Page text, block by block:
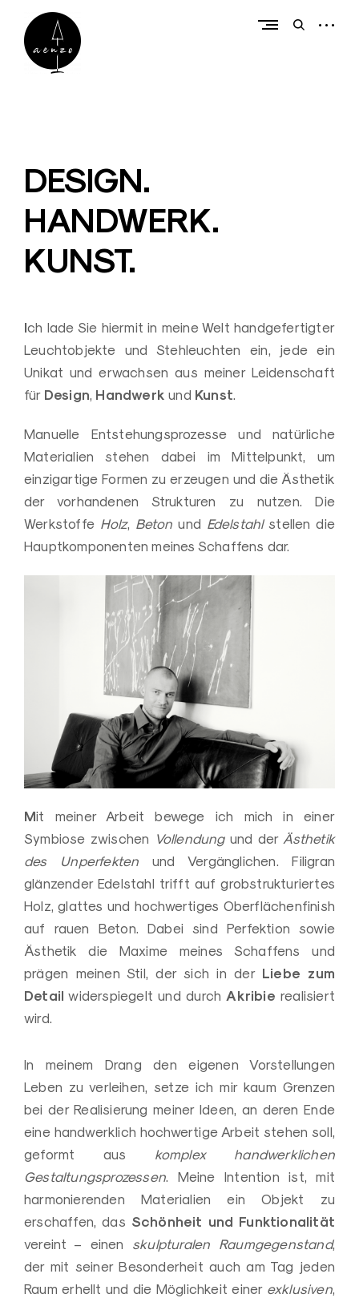
content
z
o
|
L
e
h
t
d
e
i
g
n
u
n
d
O
s
openopen
DESIGN.
HANDWERK.
KUNST.
Ich lade Sie hiermit in meine Welt handgefertigter
Leuchtobjekte und Stehleuchten ein, jede ein
Unikat und erwachsen aus meiner Leidenschaft
für Design, Handwerk und Kunst.
Manuelle Entstehungsprozesse und natürliche
Materialien stehen dabei im Mittelpunkt, um
einzigartige Formen zu erzeugen und die Ästhetik
der vorhandenen Strukturen zu nutzen. Die
Werkstoffe Holz, Beton und Edelstahlstellen die
Hauptkomponenten meines Schaffens dar.
Mit meiner Arbeit bewege ich mich in einer
Symbiose zwischen Vollendungund der Ästhetik
des Unperfekten und Vergänglichen. Filigran
glänzender Edelstahl trifft auf grobstrukturiertes
Holz, glattes und hochwertiges Oberflächenfinish
auf rauen Beton. Dabei sind Perfektion sowie
Ästhetik die Maxime meines Schaffens und
prägen meinen Stil, der sich in der Liebe zum
Detail widerspiegelt und durch Akribie realisiert
wird.
In meinem Drang den eigenen Vorstellungen
Leben zu verleihen, setze ich mir kaum Grenzen
bei der Realisierung meiner Ideen, an deren Ende
eine handwerklich hochwertige Arbeit stehen soll,
geformt aus komplex handwerklichen
Gestaltungsprozessen. Meine Intention ist, mit
harmonierenden Materialien ein Objekt zu
erschaffen, das Schönheit und Funktionalität
vereint – einen skulpturalen Raumgegenstand,
der mit seiner Besonderheit auch am Tag jeden
Raum erhellt und die Möglichkeit einer exklusiven,